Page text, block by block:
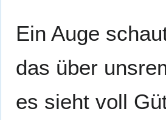
Ein Auge
das über
es sieht voll